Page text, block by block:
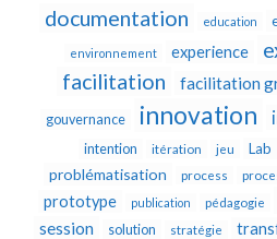
documentation education
environnement experience
facilitation
facilitation
gouvernance innovation
intention itération jeu Lab
problématisation process
prototype publication pédagogie
session solution stratégie